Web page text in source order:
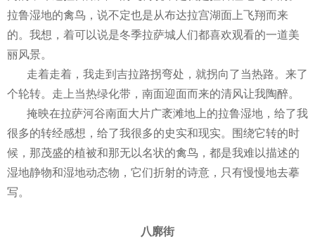
拉鲁湿地的禽鸟，说不定也是从布达拉宫湖面上飞翔而来
的。我想，着可以说是冬季拉萨城人们都喜欢观看的一道美
丽风景。
走着走着，我走到吉拉路拐弯处，就拐向了当热路。来了
个轮转。走上当热绿化带，南面迎面而来的清风让我陶醉。
掩映在拉萨河谷南面大片广袤滩地上的拉鲁湿地，给了我
很多的转经感想，给了我很多的史实和现实。围绕它转的时
候，那茂盛的植被和那无以名状的禽鸟，都是我难以描述的
湿地静物和湿地动态物，它们折射的诗意，只有慢慢地去摹
写。
八廓街